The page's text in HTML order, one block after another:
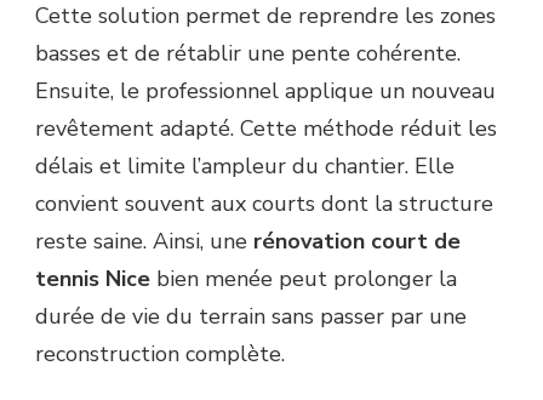
Cette solution permet de reprendre les zones
basses et de rétablir une pente cohérente.
Ensuite, le professionnel applique un nouveau
revêtement adapté. Cette méthode réduit les
délais et limite l’ampleur du chantier. Elle
convient souvent aux courts dont la structure
reste saine. Ainsi, une rénovation court de
tennis Nice bien menée peut prolonger la
durée de vie du terrain sans passer par une
reconstruction complète.